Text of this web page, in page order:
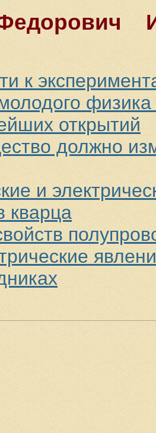
к
физика
открытий
должно
и
кварца